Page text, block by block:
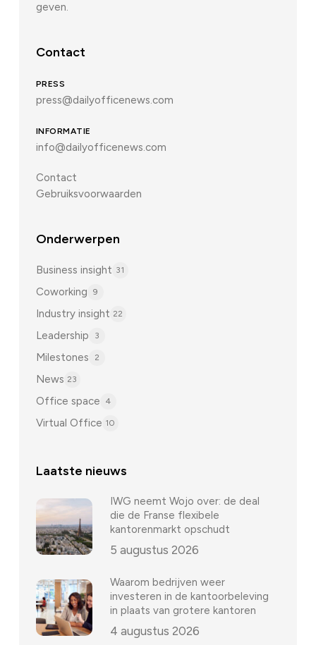
geven.
Contact
PRESS
press@dailyofficenews.com
INFORMATIE
info@dailyofficenews.com
Contact
Gebruiksvoorwaarden
Onderwerpen
Business insight 31
Coworking 9
Industry insight 22
Leadership 3
Milestones 2
News 23
Office space 4
Virtual Office 10
Laatste nieuws
IWG neemt Wojo over: de deal
die de Franse flexibele
kantorenmarkt opschudt
5 augustus 2026
Waarom bedrijven weer
investeren in de kantoorbeleving
in plaats van grotere kantoren
4 augustus 2026